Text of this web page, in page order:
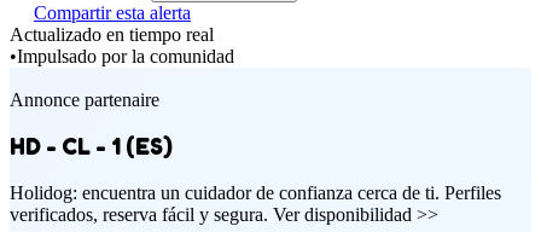
Compartir esta alerta
Actualizado en tiempo real
•Impulsado por la comunidad
Annonce partenaire
HD - CL - 1 (ES)
Holidog: encuentra un cuidador de confianza cerca de ti. Perfiles
verificados, reserva fácil y segura. Ver disponibilidad >>